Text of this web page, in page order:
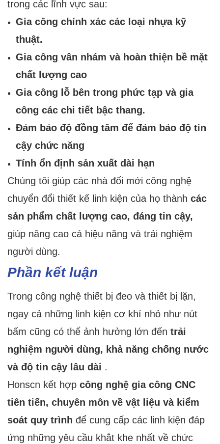
trong các lĩnh vực sau:
Gia công chính xác các loại nhựa kỹ
thuật.
Gia công vân nhám và hoàn thiện bề mặt
chất lượng cao
Gia công lỗ bên trong phức tạp và gia
công các chi tiết bậc thang.
Đảm bảo độ đồng tâm để đảm bảo độ tin
cậy chức năng
Tính ổn định sản xuất dài hạn
Chúng tôi giúp các nhà đổi mới công nghệ
chuyển đổi thiết kế linh kiện của họ thành các
sản phẩm chất lượng cao, đáng tin cậy,
giúp nâng cao cả hiệu năng và trải nghiệm
người dùng.
Phần kết luận
Trong công nghệ thiết bị đeo và thiết bị lặn,
ngay cả những linh kiện cơ khí nhỏ như nút
bấm cũng có thể ảnh hưởng lớn đến trải
nghiệm người dùng, khả năng chống nước
và độ tin cậy lâu dài .
Honscn kết hợp công nghệ gia công CNC
tiên tiến, chuyên môn về vật liệu và kiểm
soát quy trình để cung cấp các linh kiện đáp
ứng những yêu cầu khắt khe nhất về chức